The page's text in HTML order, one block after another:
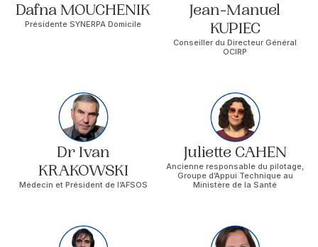
Dafna MOUCHENIK
Présidente SYNERPA Domicile
Jean-Manuel
KUPIEC
Conseiller du Directeur Général
OCIRP
Dr Ivan
KRAKOWSKI
Médecin et Président de l’AFSOS
Juliette CAHEN
Ancienne responsable du pilotage,
Groupe d’Appui Technique au
Ministère de la Santé